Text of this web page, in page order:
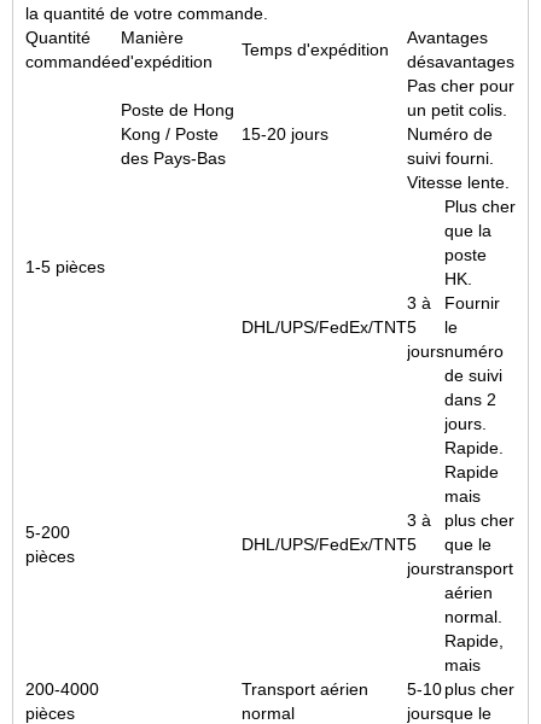
la quantité de votre commande.
Quantité
commandée
Manière
d'expédition
Temps d'expédition
Avantages
désavantages
1-5 pièces
Poste de Hong
Kong / Poste
des Pays-Bas
15-20 jours
Pas cher pour
un petit colis.
Numéro de
suivi fourni.
Vitesse lente.
DHL/UPS/FedEx/TNT
3 à
5
jours
Plus cher
que la
poste
HK.
Fournir
le
numéro
de suivi
dans 2
jours.
Rapide.
5-200
pièces
DHL/UPS/FedEx/TNT
3 à
5
jours
Rapide
mais
plus cher
que le
transport
aérien
normal.
200-4000
pièces
Transport aérien
normal
5-10
jours
Rapide,
mais
plus cher
que le